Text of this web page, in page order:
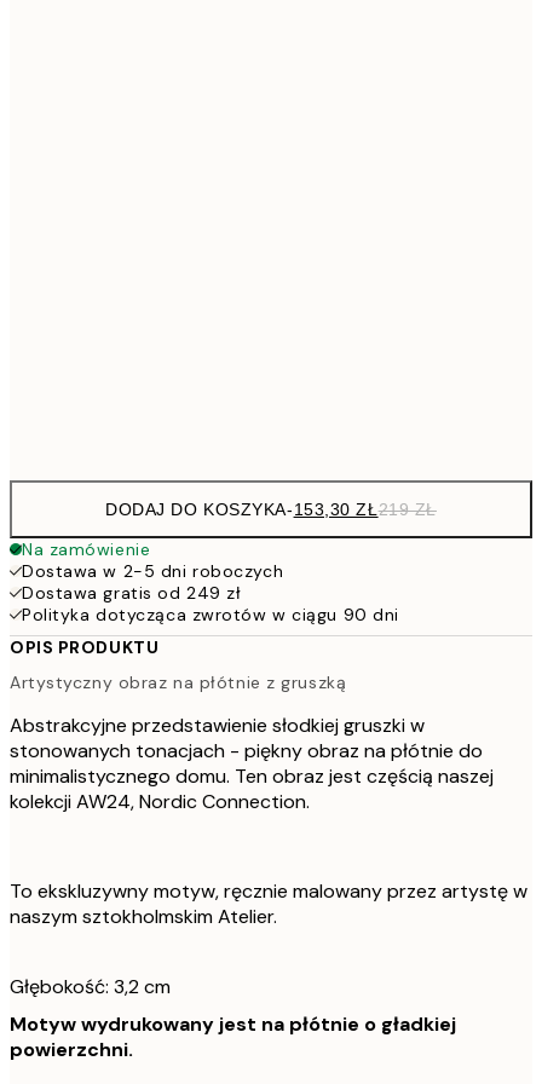
DODAJ DO KOSZYKA-153,30 ZŁ219 ZŁ
Na zamówienie
Dostawa w 2-5 dni roboczych
Dostawa gratis od 249 zł
Polityka dotycząca zwrotów w ciągu 90 dni
OPIS PRODUKTU
Artystyczny obraz na płótnie z gruszką
Abstrakcyjne przedstawienie słodkiej gruszki w
stonowanych tonacjach - piękny obraz na płótnie do
minimalistycznego domu. Ten obraz jest częścią naszej
kolekcji AW24, Nordic Connection.
To ekskluzywny motyw, ręcznie malowany przez artystę w
naszym sztokholmskim Atelier.
Głębokość: 3,2 cm
Motyw wydrukowany jest na płótnie o gładkiej
powierzchni.